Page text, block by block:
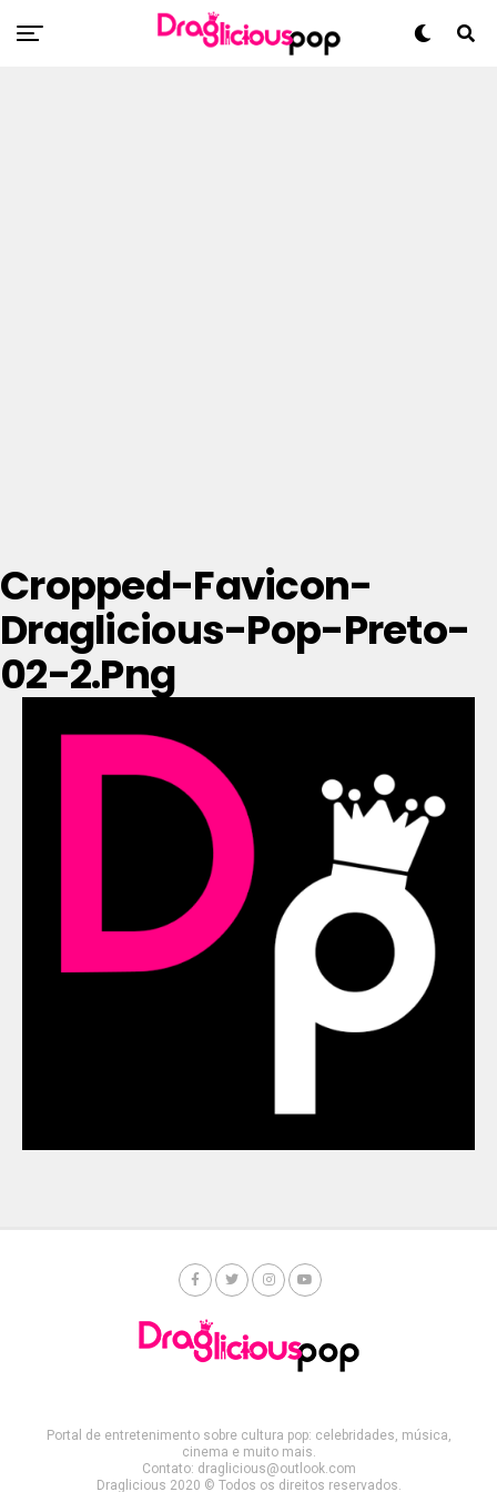
Cropped-Favicon-
Draglicious-Pop-Preto-
02-2.png
Portal de entretenimento sobre cultura pop: celebridades, música,
cinema e muito mais.
Contato: draglicious@outlook.com
Draglicious 2020 © Todos os direitos reservados.